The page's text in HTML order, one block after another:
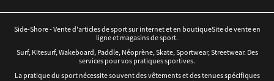
Side-Shore - Vente d'articles de sport sur internet et en boutiqueSite de vente en
ligne et magasins de sport.
Surf, Kitesurf, Wakeboard, Paddle, Néoprène, Skate, Sportwear, Streetwear. Des
services pour vos pratiques sportives.
La pratique du sport nécessite souvent des vêtements et des tenues spécifiques